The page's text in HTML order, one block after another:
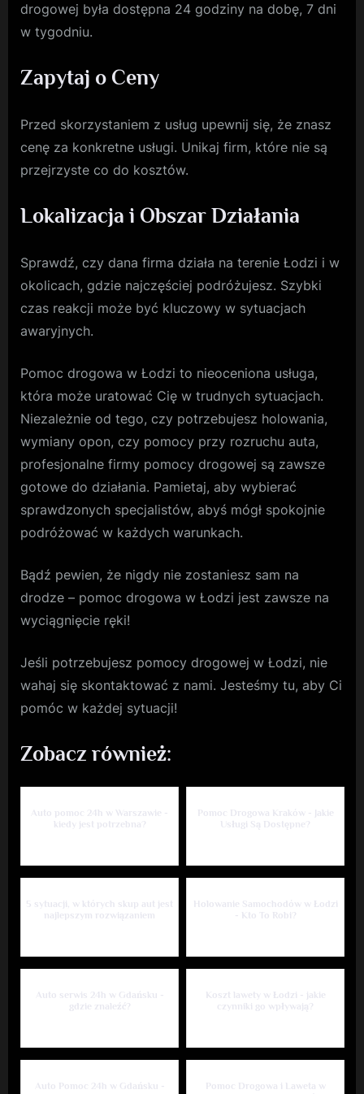
drogowej była dostępna 24 godziny na dobę, 7 dni
w tygodniu.
Zapytaj o Ceny
Przed skorzystaniem z usług upewnij się, że znasz
cenę za konkretne usługi. Unikaj firm, które nie są
przejrzyste co do kosztów.
Lokalizacja i Obszar Działania
Sprawdź, czy dana firma działa na terenie Łodzi i w
okolicach, gdzie najczęściej podróżujesz. Szybki
czas reakcji może być kluczowy w sytuacjach
awaryjnych.
Pomoc drogowa w Łodzi to nieoceniona usługa,
która może uratować Cię w trudnych sytuacjach.
Niezależnie od tego, czy potrzebujesz holowania,
wymiany opon, czy pomocy przy rozruchu auta,
profesjonalne firmy pomocy drogowej są zawsze
gotowe do działania. Pamietaj, aby wybierać
sprawdzonych specjalistów, abyś mógł spokojnie
podróżować w każdych warunkach.
Bądź pewien, że nigdy nie zostaniesz sam na
drodze – pomoc drogowa w Łodzi jest zawsze na
wyciągnięcie ręki!
Jeśli potrzebujesz pomocy drogowej w Łodzi, nie
wahaj się skontaktować z nami. Jesteśmy tu, aby Ci
pomóc w każdej sytuacji!
Zobacz również:
Auto pomoc 24h w Warszawie -
kiedy jest potrzebna?
Pomoc Drogowa Kraków - Jakie
Usługi Są Dostępne?
5 sytuacji, w których skup aut jest
najlepszym rozwiązaniem
Holowanie Samochodów w Łodzi
- Kto To Robi?
Auto serwis 24h w Gdańsku -
gdzie znaleźć?
Koszt lawety w Łodzi - jakie
czynniki go wpływają?
Auto Pomoc 24h w Gdańsku -
Pomoc Drogowa i Laweta w